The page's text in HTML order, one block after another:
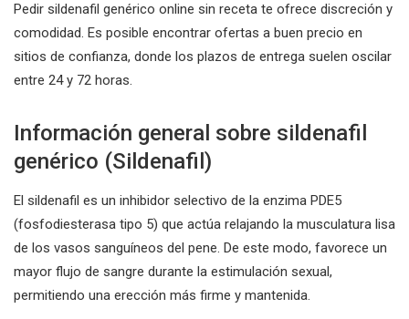
Pedir sildenafil genérico online sin receta te ofrece discreción y
comodidad. Es posible encontrar ofertas a buen precio en
sitios de confianza, donde los plazos de entrega suelen oscilar
entre 24 y 72 horas.
Información general sobre sildenafil
genérico (Sildenafil)
El sildenafil es un inhibidor selectivo de la enzima PDE5
(fosfodiesterasa tipo 5) que actúa relajando la musculatura lisa
de los vasos sanguíneos del pene. De este modo, favorece un
mayor flujo de sangre durante la estimulación sexual,
permitiendo una erección más firme y mantenida.